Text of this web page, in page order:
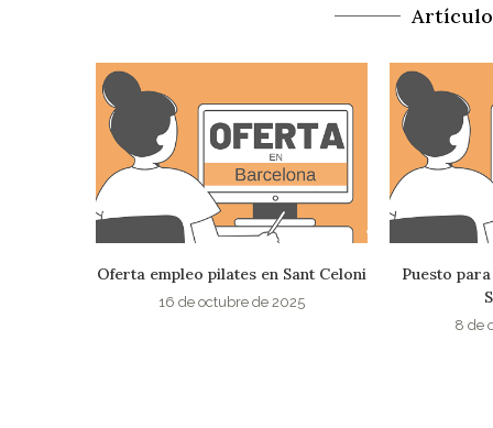
Puesto para Instructor Pilates en
Sant Cugat
Profesor/a
22 de